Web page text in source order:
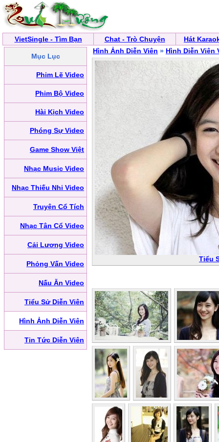
VietSingle - Tìm Bạn Chat - Trò Chuyện Hát
Mục Lục
Phim Lẽ Video
Phim Bộ Video
Hài Kịch Video
Phóng Sự Video
Game Show Việt
Nhạc Music Video
Nhạc Thiếu Nhi Video
Truyện Cổ Tích
Nhạc Tân Cổ Video
Cải Lương Video
Phỏng Vấn Video
Nấu Ăn Video
Tiểu Sử Diễn Viên
Hình Ảnh Diễn Viên
Tin Tức Diễn Viên
Hình Ảnh Diễn Viên » Hình Diễn Viên
Tiểu